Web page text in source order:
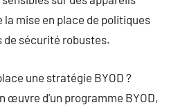
la mise en place de politiques
de sécurité robustes.
une stratégie BYOD ?
œuvre d’un programme BYOD,